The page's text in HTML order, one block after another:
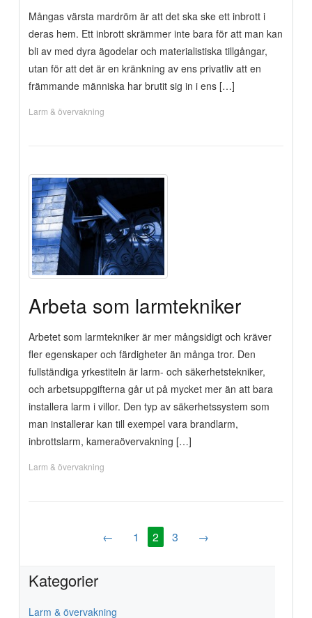
Mångas värsta mardröm är att det ska ske ett inbrott i
deras hem. Ett inbrott skrämmer inte bara för att man kan
bli av med dyra ägodelar och materialistiska tillgångar,
utan för att det är en kränkning av ens privatliv att en
främmande människa har brutit sig in i ens […]
Larm & övervakning
Arbeta som larmtekniker
Arbetet som larmtekniker är mer mångsidigt och kräver
fler egenskaper och färdigheter än många tror. Den
fullständiga yrkestiteln är larm- och säkerhetstekniker,
och arbetsuppgifterna går ut på mycket mer än att bara
installera larm i villor. Den typ av säkerhetssystem som
man installerar kan till exempel vara brandlarm,
inbrottslarm, kameraövervakning […]
Larm & övervakning
← 1 2 3 →
Kategorier
Larm & övervakning